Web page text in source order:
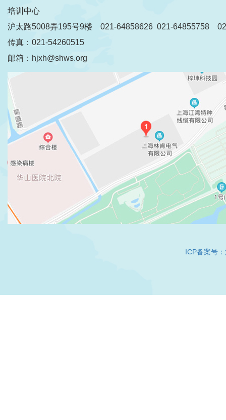
培训中心
沪太路5008弄195号9楼 021-64858626 021-64855758
传真：021-54260515
邮箱：hjxh@shws.org
ICP备案号